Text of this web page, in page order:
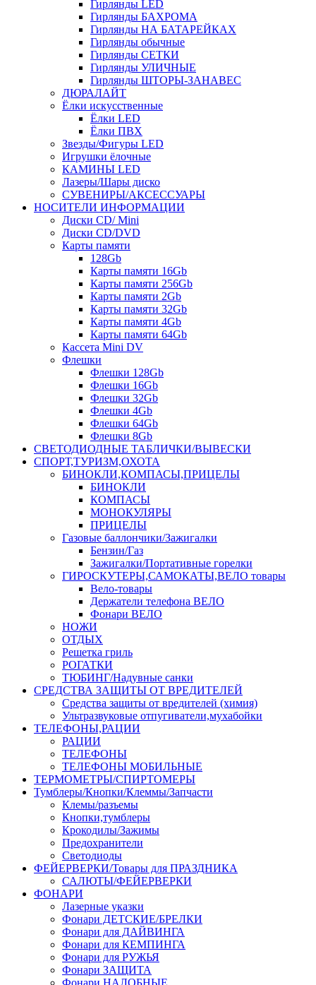
Гирлянды LED
Гирлянды БАХРОМА
Гирлянды НА БАТАРЕЙКАХ
Гирлянды обычные
Гирлянды СЕТКИ
Гирлянды УЛИЧНЫЕ
Гирлянды ШТОРЫ-ЗАНАВЕС
ДЮРАЛАЙТ
Ёлки искусственные
Ёлки LED
Ёлки ПВХ
Звезды/Фигуры LED
Игрушки ёлочные
КАМИНЫ LED
Лазеры/Шары диско
СУВЕНИРЫ/АКСЕССУАРЫ
НОСИТЕЛИ ИНФОРМАЦИИ
Диски CD/ Mini
Диски CD/DVD
Карты памяти
128Gb
Карты памяти 16Gb
Карты памяти 256Gb
Карты памяти 2Gb
Карты памяти 32Gb
Карты памяти 4Gb
Карты памяти 64Gb
Кассета Mini DV
Флешки
Флешки 128Gb
Флешки 16Gb
Флешки 32Gb
Флешки 4Gb
Флешки 64Gb
Флешки 8Gb
СВЕТОДИОДНЫЕ ТАБЛИЧКИ/ВЫВЕСКИ
СПОРТ,ТУРИЗМ,ОХОТА
БИНОКЛИ,КОМПАСЫ,ПРИЦЕЛЫ
БИНОКЛИ
КОМПАСЫ
МОНОКУЛЯРЫ
ПРИЦЕЛЫ
Газовые баллончики/Зажигалки
Бензин/Газ
Зажигалки/Портативные горелки
ГИРОСКУТЕРЫ,САМОКАТЫ,ВЕЛО товары
Вело-товары
Держатели телефона ВЕЛО
Фонари ВЕЛО
НОЖИ
ОТДЫХ
Решетка гриль
РОГАТКИ
ТЮБИНГ/Надувные санки
СРЕДСТВА ЗАЩИТЫ ОТ ВРЕДИТЕЛЕЙ
Средства защиты от вредителей (химия)
Ультразвуковые отпугиватели,мухабойки
ТЕЛЕФОНЫ,РАЦИИ
РАЦИИ
ТЕЛЕФОНЫ
ТЕЛЕФОНЫ МОБИЛЬНЫЕ
ТЕРМОМЕТРЫ/СПИРТОМЕРЫ
Тумблеры/Кнопки/Клеммы/Запчасти
Клемы/разъемы
Кнопки,тумблеры
Крокодилы/Зажимы
Предохранители
Светодиоды
ФЕЙЕРВЕРКИ/Товары для ПРАЗДНИКА
САЛЮТЫ/ФЕЙЕРВЕРКИ
ФОНАРИ
Лазерные указки
Фонари ДЕТСКИЕ/БРЕЛКИ
Фонари для ДАЙВИНГА
Фонари для КЕМПИНГА
Фонари для РУЖЬЯ
Фонари ЗАЩИТА
Фонари НАЛОБНЫЕ